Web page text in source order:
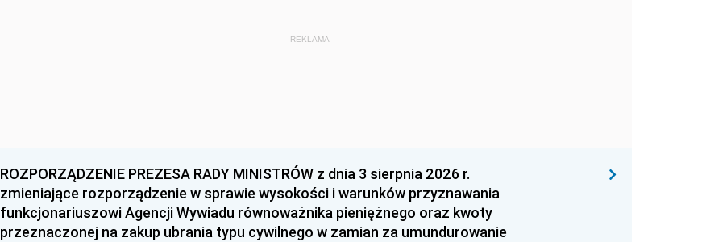
REKLAMA
ROZPORZĄDZENIE PREZESA RADY MINISTRÓW z dnia 3 sierpnia 2026 r.
zmieniające rozporządzenie w sprawie wysokości i warunków przyznawania
funkcjonariuszowi Agencji Wywiadu równoważnika pieniężnego oraz kwoty
przeznaczonej na zakup ubrania typu cywilnego w zamian za umundurowanie